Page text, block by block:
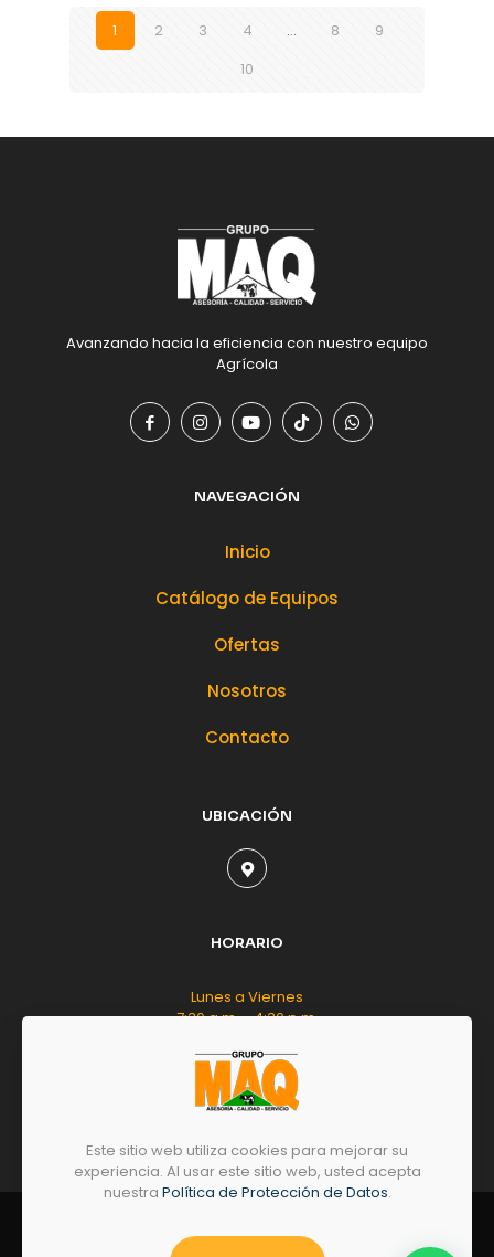
1 2 3 4 … 8
9
10
Avanzando hacia la eficiencia con nuestro equipo
Agrícola
NAVEGACIÓN
Inicio
Catálogo de Equipos
Ofertas
Nosotros
Contacto
UBICACIÓN
HORARIO
Lunes a Viernes
7:30 a.m. - 4:30 p.m.
Sábado
8:00 a.m. - 12:00 m.d.
reservados.
Este sitio web utiliza cookies para mejorar su
experiencia. Al usar este sitio web, usted acepta
nuestra Política de Protección de Datos.